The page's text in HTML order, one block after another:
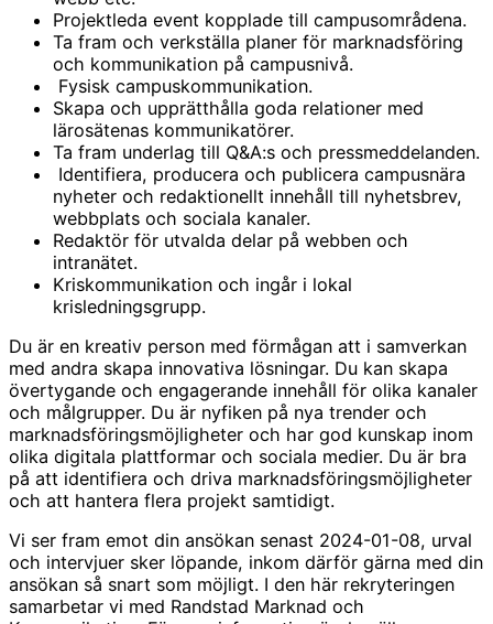
Projektleda event kopplade till campusområdena.
Ta fram och verkställa planer för marknadsföring
och kommunikation på campusnivå.
Fysisk campuskommunikation.
Skapa och upprätthålla goda relationer med
lärosätenas kommunikatörer.
Ta fram underlag till Q&A:s och pressmeddelanden.
Identifiera, producera och publicera campusnära
nyheter och redaktionellt innehåll till nyhetsbrev,
webbplats och sociala kanaler.
Redaktör för utvalda delar på webben och
intranätet.
Kriskommunikation och ingår i lokal
krisledningsgrupp.
Du är en kreativ person med förmågan att i samverkan
med andra skapa innovativa lösningar. Du kan skapa
övertygande och engagerande innehåll för olika kanaler
och målgrupper. Du är nyfiken på nya trender och
marknadsföringsmöjligheter och har god kunskap inom
olika digitala plattformar och sociala medier. Du är bra
på att identifiera och driva marknadsföringsmöjligheter
och att hantera flera projekt samtidigt.
Vi ser fram emot din ansökan senast 2024-01-08, urval
och intervjuer sker löpande, inkom därför gärna med din
ansökan så snart som möjligt. I den här rekryteringen
samarbetar vi med Randstad Marknad och